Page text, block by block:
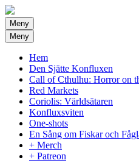
Meny
Meny
Hem
Den Sjätte Konfluxen
Call of Cthulhu: Horror on
Red Markets
Coriolis: Världsätaren
Konfluxsviten
One-shots
En Sång om Fiskar och
+ Merch
+ Patreon